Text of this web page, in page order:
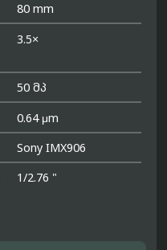
80 mm
3.5×
50 მპ
0.64 μm
Sony IMX906
1/2.76 "